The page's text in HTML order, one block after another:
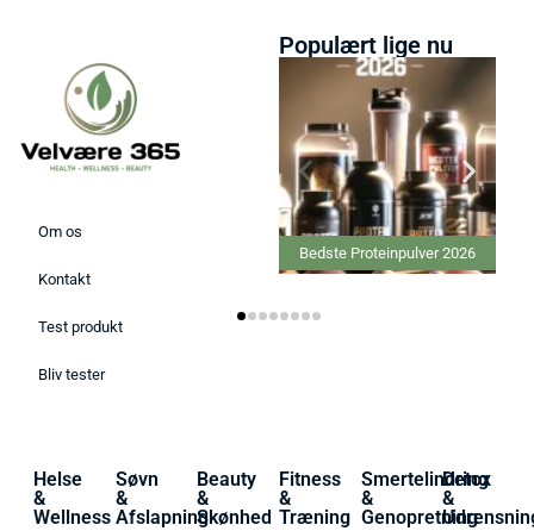
Om os
Kontakt
Test produkt
Bliv tester
Populært lige nu
Bedste Proteinpulver 2026
Helse
&
Wellness
Søvn
&
Afslapning
Beauty
&
Skønhed
Fitness
&
Træning
Smertelindring
&
Genopretning
Detox
&